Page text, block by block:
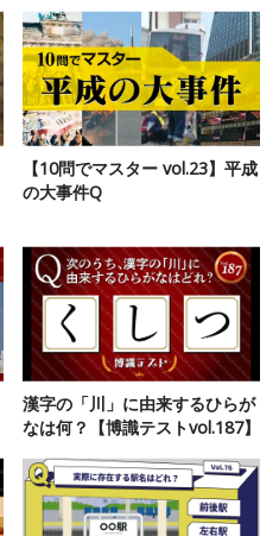
【10問でマスター vol.23】平成
の大事件Q
漢字の「川」に由来するひらが
なは何？【博識テストvol.187】